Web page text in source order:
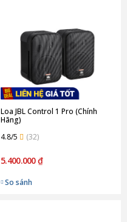
Loa JBL Control 1 Pro (Chính
Hãng)
4.8/5
(32)
5.400.000 ₫
So sánh